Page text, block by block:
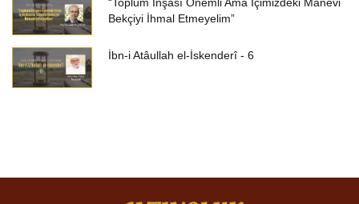
Bekçiyi İhmal Etmeyelim”
İbn-i Atâullah el-İskenderî - 6